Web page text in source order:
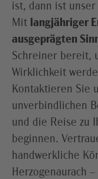
ist, dann ist
Mit langjähriger
ausgeprägten
Schreiner bereit,
Wirklichkeit
Kontaktieren Sie
unverbindlichen
und die Reise zu
beginnen.
handwerkliche
Herzogenaurach